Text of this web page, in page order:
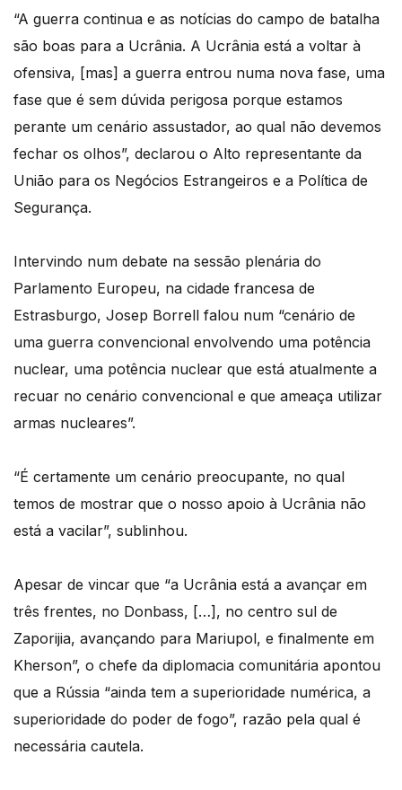
“A guerra continua e as notícias do campo de batalha
são boas para a Ucrânia. A Ucrânia está a voltar à
ofensiva, [mas] a guerra entrou numa nova fase, uma
fase que é sem dúvida perigosa porque estamos
perante um cenário assustador, ao qual não devemos
fechar os olhos”, declarou o Alto representante da
União para os Negócios Estrangeiros e a Política de
Segurança.
Intervindo num debate na sessão plenária do
Parlamento Europeu, na cidade francesa de
Estrasburgo, Josep Borrell falou num “cenário de
uma guerra convencional envolvendo uma potência
nuclear, uma potência nuclear que está atualmente a
recuar no cenário convencional e que ameaça utilizar
armas nucleares”.
“É certamente um cenário preocupante, no qual
temos de mostrar que o nosso apoio à Ucrânia não
está a vacilar”, sublinhou.
Apesar de vincar que “a Ucrânia está a avançar em
três frentes, no Donbass, […], no centro sul de
Zaporijia, avançando para Mariupol, e finalmente em
Kherson”, o chefe da diplomacia comunitária apontou
que a Rússia “ainda tem a superioridade numérica, a
superioridade do poder de fogo”, razão pela qual é
necessária cautela.